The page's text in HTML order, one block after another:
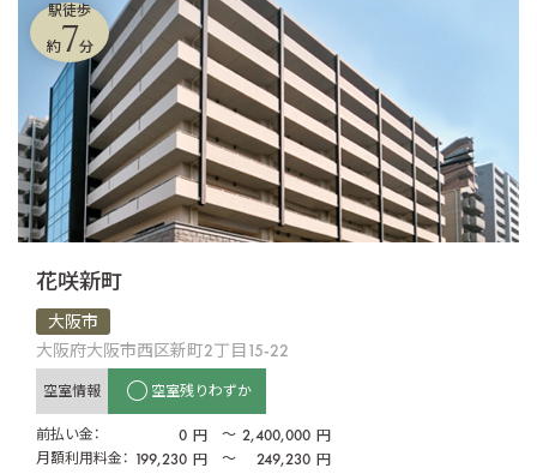
駅徒歩
約7分
花咲新町
大阪市
大阪府大阪市西区新町2丁目15-22
空室情報 空室残りわずか
前払い金： 0 円 〜 2,400,000 円
月額利用料金： 199,230 円 〜 249,230 円